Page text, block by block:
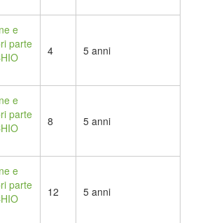
e
parte
4 5 anni
e
parte
8 5 anni
e
parte
12 5 anni